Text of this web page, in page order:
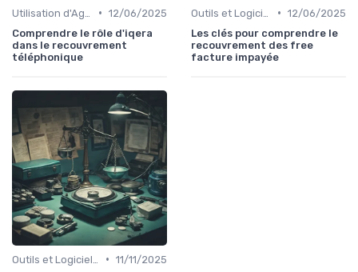
• 12/06/2025
Comprendre le rôle d'iqera
dans le recouvrement
téléphonique
• 12/06/2025
Les clés pour comprendre le
recouvrement des free
facture impayée
• 11/11/2025